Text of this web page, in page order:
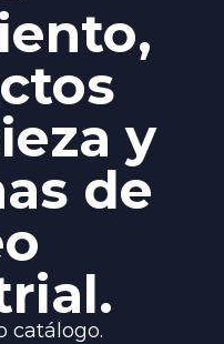
y
de
catálogo.